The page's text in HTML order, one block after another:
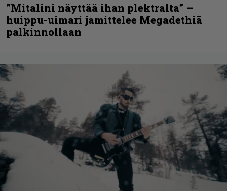
”Mitalini näyttää ihan plektralta” –
huippu-uimari jamittelee Megadethiä
palkinnollaan